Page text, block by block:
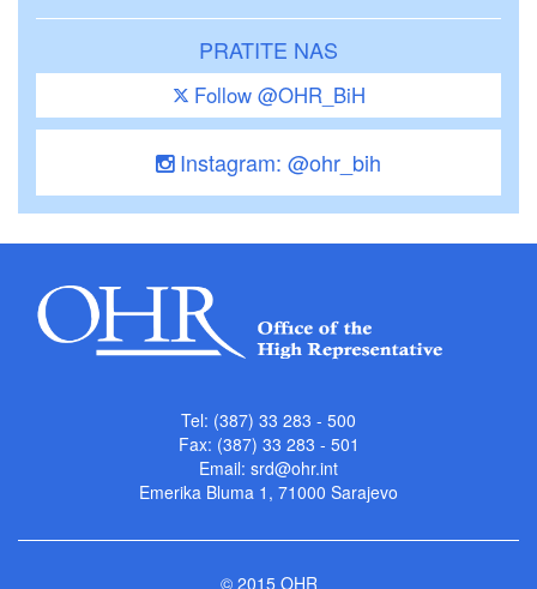
PRATITE NAS
Follow @OHR_BiH
Instagram: @ohr_bih
Tel: (387) 33 283 - 500
Fax: (387) 33 283 - 501
Email: srd@ohr.int
Emerika Bluma 1, 71000 Sarajevo
© 2015 OHR